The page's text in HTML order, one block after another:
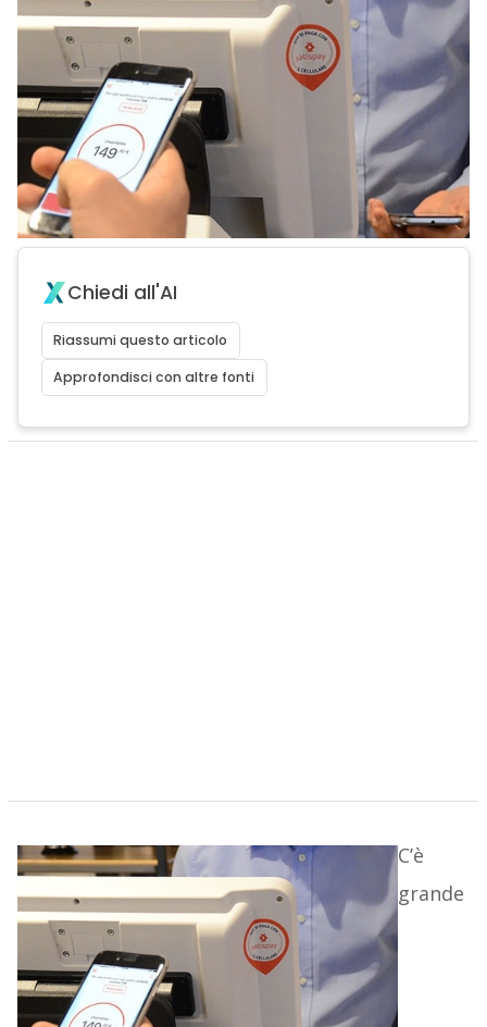
Chiedi all'AI
Riassumi questo articolo
Approfondisci con altre fonti
C’è
grande